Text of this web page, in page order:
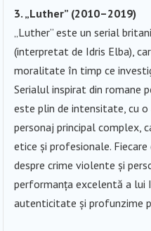
3. „Luther” (2010–2019)
„Luther” este un serial
(interpretat de Idris Elba),
moralitate în timp ce
Serialul inspirat din romane
este plin de intensitate, cu
personaj principal complex,
etice și profesionale.
despre crime violente și
performanța excelentă a lui
autenticitate și profunzime